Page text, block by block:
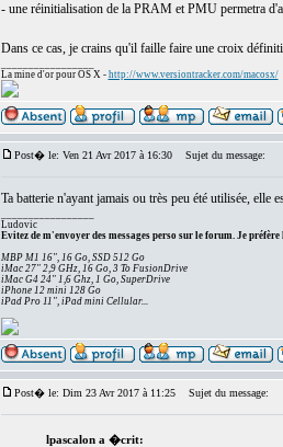
- une réinitialisation de la PRAM et PMU permetra
Dans ce cas, je crains qu'il faille faire une croix
La mine d'or pour OS X - http://www.versiontracker.com/macosx/
Post� le: Ven 21 Avr 2017 à 16:30 Sujet du message:
Ta batterie n'ayant jamais ou très peu été utilisée, elle
Ludovic
Evitez de m'envoyer des messages perso sur le forum. Je préfère
MBP M1 16", 16 Go, SSD 512 Go
iMac 27" 2,9 GHz, 16 Go, 3 To FusionDrive
iMac G4 24" 1,6 Ghz, 1 Go, SuperDrive
iPhone 12 mini 128 Go
iPad Pro 11", iPad mini Cellular...
Post� le: Dim 23 Avr 2017 à 11:25 Sujet du message:
lpascalon a �crit: